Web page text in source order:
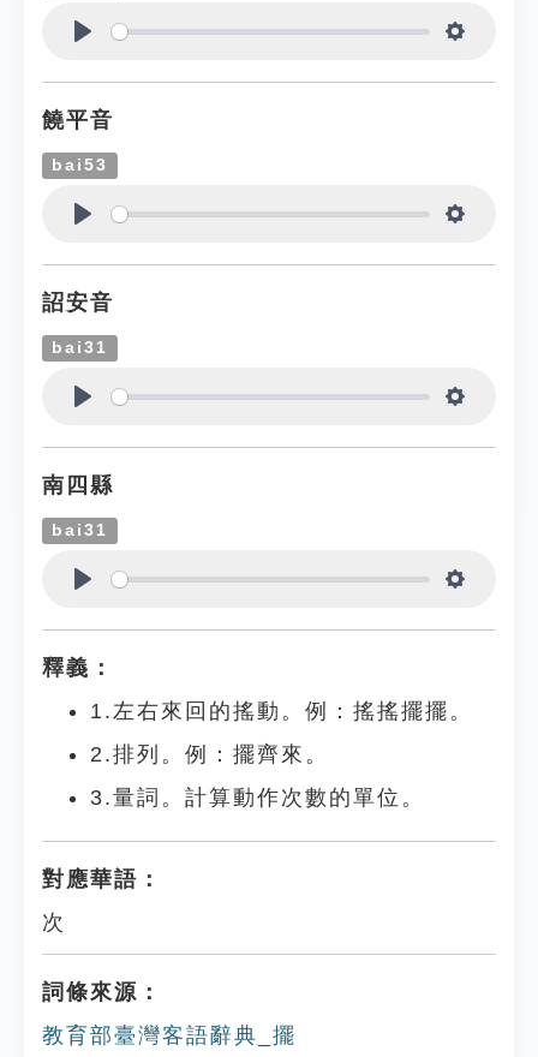
饒平音
bai53
詔安音
bai31
南四縣
bai31
釋義：
1.左右來回的搖動。例：搖搖擺擺。
2.排列。例：擺齊來。
3.量詞。計算動作次數的單位。
對應華語：
次
詞條來源：
教育部臺灣客語辭典_擺